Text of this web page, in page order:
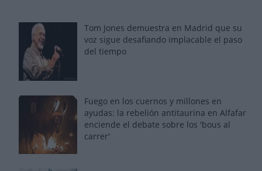
Tom Jones demuestra en Madrid que su
voz sigue desafiando implacable el paso
del tiempo
Fuego en los cuernos y millones en
ayudas: la rebelión antitaurina en Alfafar
enciende el debate sobre los 'bous al
carrer'